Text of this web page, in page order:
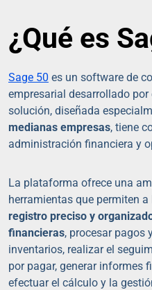
¿Qué es
Sage 50 es un software de
empresarial desarrollado
solución, diseñada
medianas empresas, tiene
administración financiera y
La plataforma ofrece una
herramientas que permiten
registro preciso y
financieras, procesar pagos
inventarios, realizar el
por pagar, generar informes
efectuar el cálculo y la